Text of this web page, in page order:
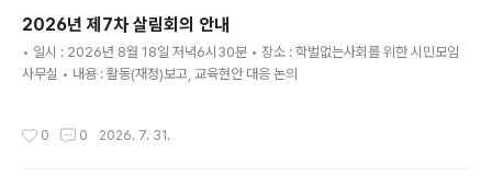
의 운영 실태를 살펴보면, 정원 규정을 우회해 정원 외(外) 4급(서기관) 직위를 상시
적으로 확보·관리하는 수단으로 활용돼 왔다는 정황이 뚜렷하다. 전남청사광주청사
대학명직위(인원)대학명직위(인원)운영비목포대서기..
2026년 제7차 살림회의 안내
• 일시 : 2026년 8월 18일 저녁6시30분 • 장소 : 학벌없는사회를 위한 시민모임
사무실 • 내용 : 활동(재정)보고, 교육현안 대응 논의
0 0 2026. 7. 31.